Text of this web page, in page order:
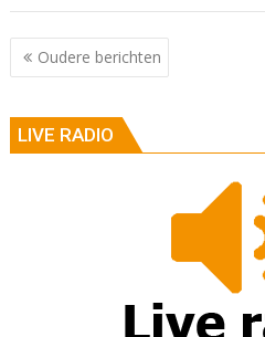
Berichtnavigatie
Oudere berichten
LIVE RADIO